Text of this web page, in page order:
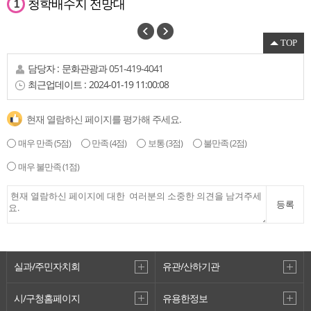
1 청학배수지 전망대
2 영도 조내기 고구마 역사공원
TOP
담당자 : 문화관광과051-419-4041
최근업데이트 : 2024-01-19 11:00:08
현재 열람하신 페이지를 평가해 주세요.
매우 만족(5점) 만족(4점) 보통(3점) 불만족(2점)
매우 불만족(1점)
등록
실과/주민자치회 유관/산하기관
시/구청홈페이지 유용한정보